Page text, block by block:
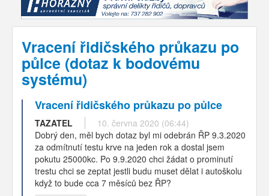
Vracení řidičského průkazu po
půlce (dotaz k bodovému
systému)
Vracení řidičského průkazu po půlce
TAZATEL
10. června 2020 (06:44)
Dobrý den, měl bych dotaz byl mi odebrán ŘP 9.3.2020
za odmítnutí testu krve na jeden rok a dostal jsem
pokutu 25000kc. Po 9.9.2020 chci žádat o prominutí
trestu chci se zeptat jestli budu muset dělat i autoškolu
když to bude cca 7 měsíců bez ŘP?